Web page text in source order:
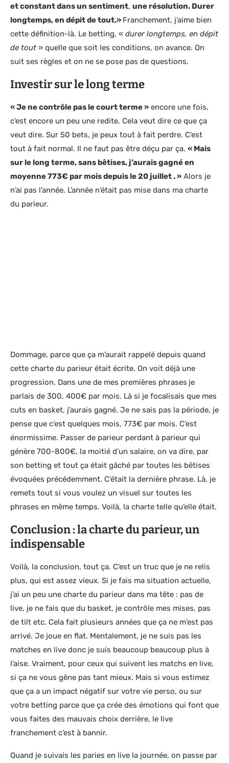
et constant dans un sentiment, une résolution. Durer
longtemps, en dépit de tout.» Franchement, j’aime bien
cette définition-là. Le betting, « durer longtemps, en dépit
de tout » quelle que soit les conditions, on avance. On
suit ses règles et on ne se pose pas de questions.
Investir sur le long terme
« Je ne contrôle pas le court terme » encore une fois,
c’est encore un peu une redite. Cela veut dire ce que ça
veut dire. Sur 50 bets, je peux tout à fait perdre. C’est
tout à fait normal. Il ne faut pas être déçu par ça. « Mais
sur le long terme, sans bêtises, j’aurais gagné en
moyenne 773€ par mois depuis le 20 juillet . » Alors je
n’ai pas l’année. L’année n’était pas mise dans ma charte
du parieur.
Dommage, parce que ça m’aurait rappelé depuis quand
cette charte du parieur était écrite. On voit déjà une
progression. Dans une de mes premières phrases je
parlais de 300, 400€ par mois. Là si je focalisais que mes
cuts en basket, j’aurais gagné. Je ne sais pas la période, je
pense que c’est quelques mois, 773€ par mois. C’est
énormissime. Passer de parieur perdant à parieur qui
génère 700-800€, la moitié d’un salaire, on va dire, par
son betting et tout ça était gâché par toutes les bêtises
évoquées précédemment. C’était la dernière phrase. Là, je
remets tout si vous voulez un visuel sur toutes les
phrases en même temps. Voilà, la charte telle qu’elle était.
Conclusion : la charte du parieur, un
indispensable
Voilà, la conclusion, tout ça. C’est un truc que je ne relis
plus, qui est assez vieux. Si je fais ma situation actuelle,
j’ai un peu une charte du parieur dans ma tête : pas de
live, je ne fais que du basket, je contrôle mes mises, pas
de tilt etc. Cela fait plusieurs années que ça ne m’est pas
arrivé. Je joue en flat. Mentalement, je ne suis pas les
matches en live donc je suis beaucoup beaucoup plus à
l’aise. Vraiment, pour ceux qui suivent les matchs en live,
si ça ne vous gêne pas tant mieux. Mais si vous estimez
que ça a un impact négatif sur votre vie perso, ou sur
votre betting parce que ça crée des émotions qui font que
vous faites des mauvais choix derrière, le live
franchement c’est à bannir.
Quand je suivais les paries en live la journée, on passe par